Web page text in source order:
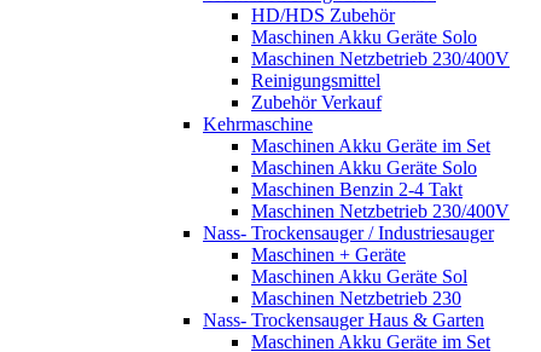
HD/HDS Zubehör
Maschinen Akku Geräte Solo
Maschinen Netzbetrieb 230/400V
Reinigungsmittel
Zubehör Verkauf
Kehrmaschine
Maschinen Akku Geräte im Set
Maschinen Akku Geräte Solo
Maschinen Benzin 2-4 Takt
Maschinen Netzbetrieb 230/400V
Nass- Trockensauger / Industriesauger
Maschinen + Geräte
Maschinen Akku Geräte Sol
Maschinen Netzbetrieb 230
Nass- Trockensauger Haus & Garten
Maschinen Akku Geräte im Set